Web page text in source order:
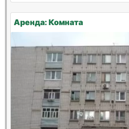
Аренда: Комната